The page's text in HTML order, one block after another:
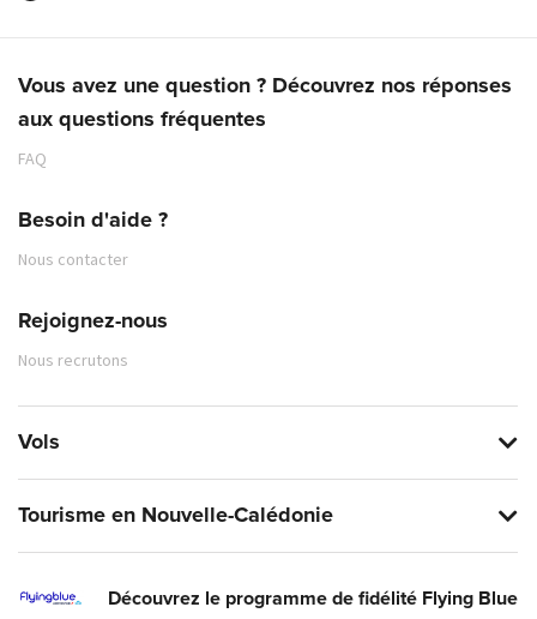
Vous avez une question ? Découvrez nos réponses
aux questions fréquentes
FAQ
Besoin d'aide ?
Nous contacter
Rejoignez-nous
Nous recrutons
Vols
Tourisme en Nouvelle-Calédonie
Découvrez le programme de fidélité Flying Blue